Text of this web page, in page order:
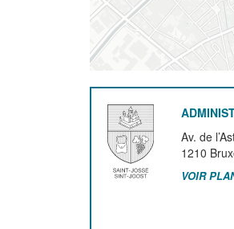
Av. de
1210
VOIR